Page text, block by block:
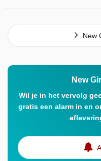
New
New
Wil je in het vervolg
gratis een alarm in en